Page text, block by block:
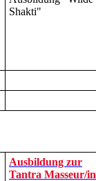
Shakti"
Ausbildung zur
Tantra Masseur/in